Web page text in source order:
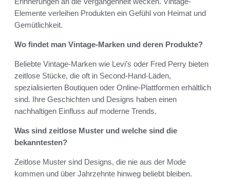
Elemente verleihen Produkten ein Gefühl von Heimat und
Gemütlichkeit.
Wo findet man Vintage-Marken und deren Produkte?
Beliebte Vintage-Marken wie Levi’s oder Fred Perry bieten
zeitlose Stücke, die oft in Second-Hand-Läden,
spezialisierten Boutiquen oder Online-Plattformen erhältlich
sind. Ihre Geschichten und Designs haben einen
nachhaltigen Einfluss auf moderne Trends.
Was sind zeitlose Muster und welche sind die
bekanntesten?
Zeitlose Muster sind Designs, die nie aus der Mode
kommen und über Jahrzehnte hinweg beliebt bleiben.